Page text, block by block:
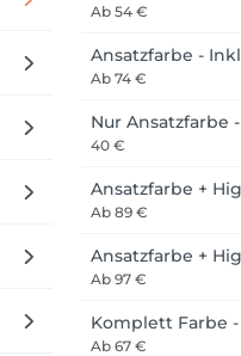
und Schlüsselbeinlänge.
Salon! ❤️
Ab 54 €
Ansatzfarbe -
Ab 74 €
Nur Ansatzfarbe
40 €
Ansatzfarbe +
Ab 89 €
Ansatzfarbe +
Ab 97 €
Komplett Farbe
Ab 67 €